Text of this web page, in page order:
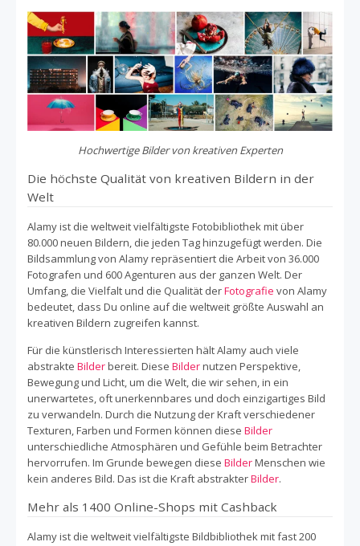
Hochwertige Bilder von kreativen Experten
Die höchste Qualität von kreativen Bildern in der
Welt
Alamy ist die weltweit vielfältigste Fotobibliothek mit über
80.000 neuen Bildern, die jeden Tag hinzugefügt werden. Die
Bildsammlung von Alamy repräsentiert die Arbeit von 36.000
Fotografen und 600 Agenturen aus der ganzen Welt. Der
Umfang, die Vielfalt und die Qualität derFotografie von Alamy
bedeutet, dass Du online auf die weltweit größte Auswahl an
kreativen Bildern zugreifen kannst.
Für die künstlerisch Interessierten hält Alamy auch viele
abstrakte Bilderbereit. Diese Bildernutzen Perspektive,
Bewegung und Licht, um die Welt, die wir sehen, in ein
unerwartetes, oft unerkennbares und doch einzigartiges Bild
zu verwandeln. Durch die Nutzung der Kraft verschiedener
Texturen, Farben und Formen können diese Bilder
unterschiedliche Atmosphären und Gefühle beim Betrachter
hervorrufen. Im Grunde bewegen diese BilderMenschen wie
kein anderes Bild. Das ist die Kraft abstrakterBilder.
Mehr als 1400 Online-Shops mit Cashback
Alamy ist die weltweit vielfältigste Bildbibliothek mit fast 200